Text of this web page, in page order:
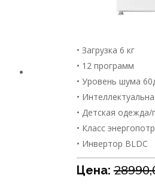
• Загрузка 6 кг
• 12 программ
• Уровень шума
•
• Детская одежда/
• Класс
• Инвертор BLDC
Цена: